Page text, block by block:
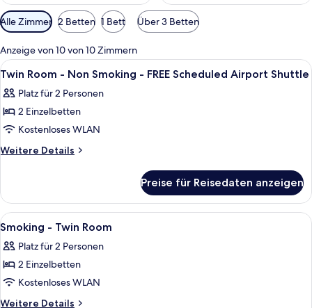
Verfügbare
Filter
für
Zimmer
Alle Zimmer 2 Betten 1 Bett Über 3 Betten
Anzeige von 10 von 10 Zimmern
Alle
Fotos
für
Twin
Room
-
-
FREE
Scheduled
Airport
Shuttle
anzeigen
Zimmersafe, Schreibtisch,
5
Twin Room - Non Smoking - FREE Scheduled Airport Shuttle
Platz für 2 Personen
2 Einzelbetten
Kostenloses WLAN
Weitere Details
Weitere
Room
Non
Smoking
-
FREE
Airport
Shuttle
Preise für Reisedaten anzeigen
Alle
Fotos
für
Smoking
-
Twin
Zimmersafe, Schreibtisch,
5
Smoking - Twin Room
Platz für 2 Personen
2 Einzelbetten
Kostenloses WLAN
Weitere Details
Weitere